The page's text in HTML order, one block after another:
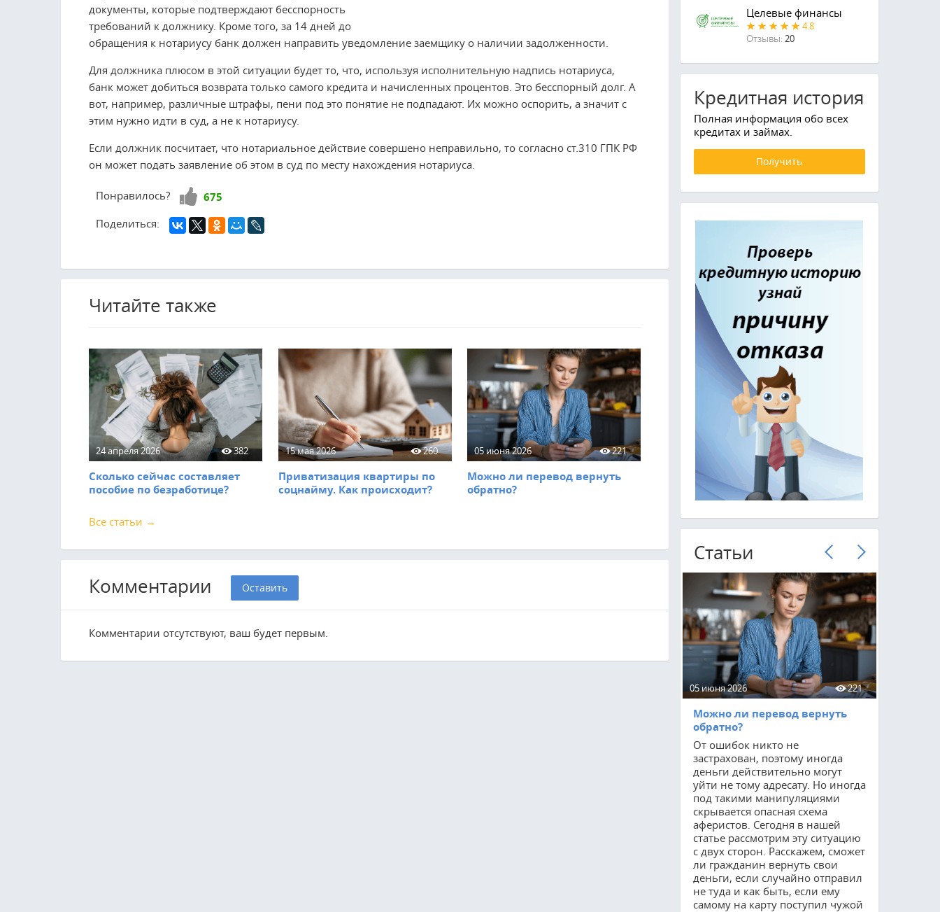
документы, которые подтверждают бесспорность
требований к должнику. Кроме того, за 14 дней до
обращения к нотариусу банк должен направить уведомление заемщику о наличии задолженности.
Для должника плюсом в этой ситуации будет то, что, используя исполнительную надпись нотариуса,
банк может добиться возврата только самого кредита и начисленных процентов. Это бесспорный долг. А
вот, например, различные штрафы, пени под это понятие не подпадают. Их можно оспорить, а значит с
этим нужно идти в суд, а не к нотариусу.
Если должник посчитает, что нотариальное действие совершено неправильно, то согласно ст.310 ГПК РФ
он может подать заявление об этом в суд по месту нахождения нотариуса.
Понравилось? Нравится!
675
Поделиться:
Читайте также
24 апреля 2026 382
Сколько сейчас составляет
пособие по безработице?
15 мая 2026 260
Приватизация квартиры по
соцнайму. Как происходит?
05 июня 2026 221
Можно ли перевод вернуть
обратно?
Все статьи →
Комментарии Оставить
Комментарии отсутствуют, ваш будет первым.
Целевые финансы
4.8
Отзывы:20
Кредитная история
Полная информация обо всех
кредитах и займах.
Получить
Cтатьи
05 июня 2026 221
Можно ли перевод вернуть
обратно?
От ошибок никто не
застрахован, поэтому иногда
деньги действительно могут
уйти не тому адресату. Но иногда
под такими манипуляциями
скрывается опасная схема
аферистов. Сегодня в нашей
статье рассмотрим эту ситуацию
с двух сторон. Расскажем, сможет
ли гражданин вернуть свои
деньги, если случайно отправил
не туда и как быть, если ему
самому на карту поступил чужой